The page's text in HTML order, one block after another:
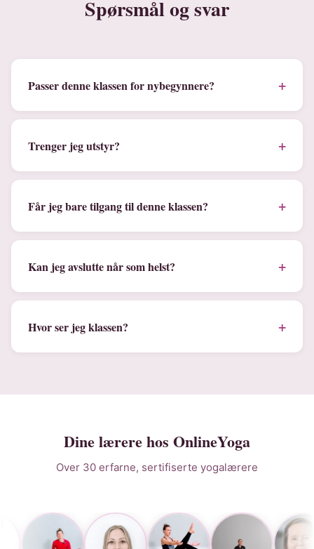
Spørsmål og svar
Passer denne klassen for nybegynnere? +
Trenger jeg utstyr? +
Får jeg bare tilgang til denne klassen? +
Kan jeg avslutte når som helst? +
Hvor ser jeg klassen? +
Dine lærere hos OnlineYoga
Over 30 erfarne, sertifiserte yogalærere